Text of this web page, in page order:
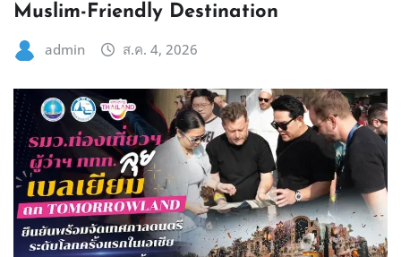
Muslim-Friendly Destination
admin ส.ค. 4, 2026